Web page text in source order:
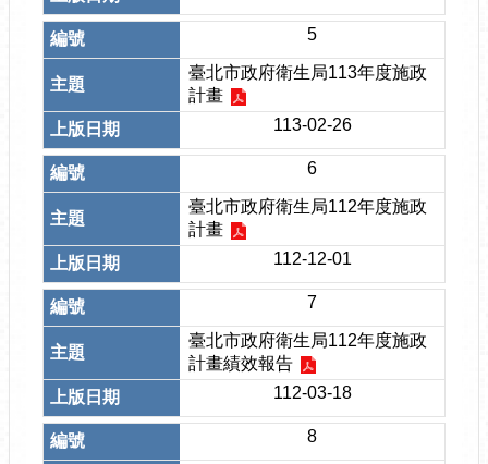
5
臺北市政府衛生局113年度施政
計畫
113-02-26
6
臺北市政府衛生局112年度施政
計畫
112-12-01
7
臺北市政府衛生局112年度施政
計畫績效報告
112-03-18
8